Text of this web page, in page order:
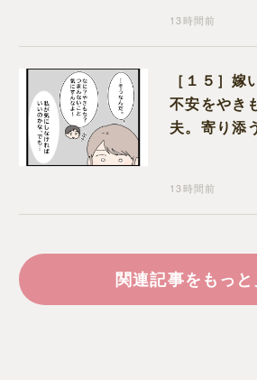
13時間前
［１５］
不安をやき
夫。寄り添
13時間前
関連記事をもっ